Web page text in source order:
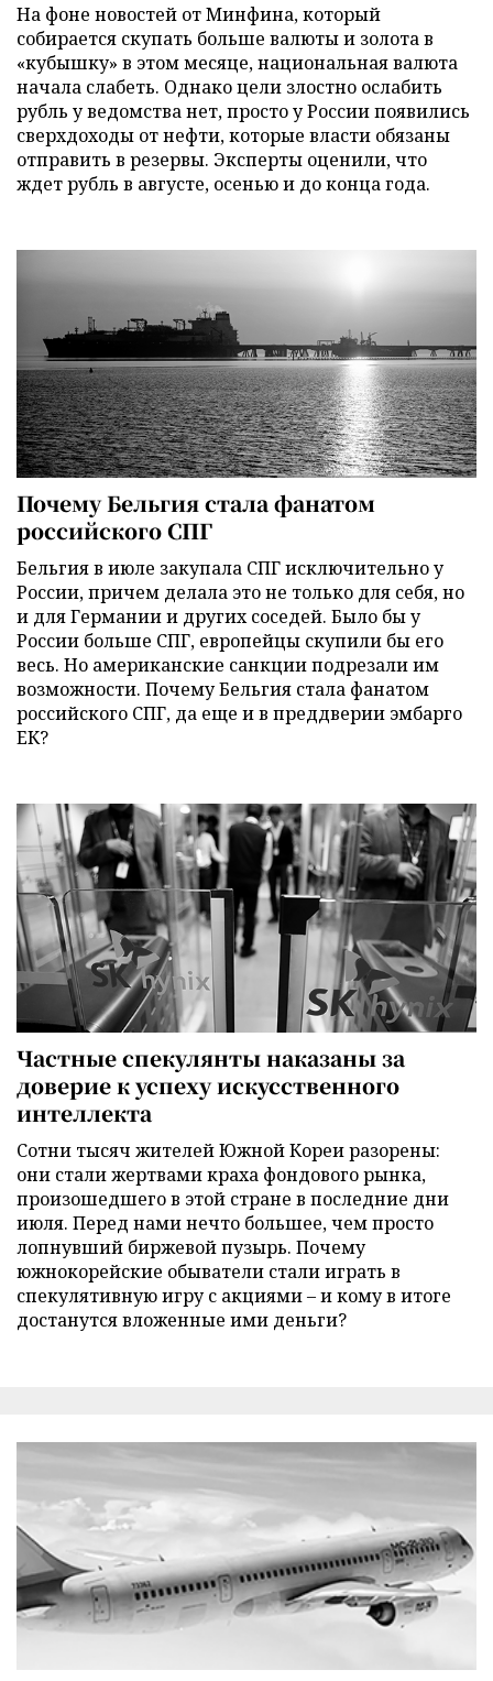
На фоне новостей от Минфина, который
собирается скупать больше валюты и золота в
«кубышку» в этом месяце, национальная валюта
начала слабеть. Однако цели злостно ослабить
рубль у ведомства нет, просто у России появились
сверхдоходы от нефти, которые власти обязаны
отправить в резервы. Эксперты оценили, что
ждет рубль в августе, осенью и до конца года.
Почему Бельгия стала фанатом
российского СПГ
Бельгия в июле закупала СПГ исключительно у
России, причем делала это не только для себя, но
и для Германии и других соседей. Было бы у
России больше СПГ, европейцы скупили бы его
весь. Но американские санкции подрезали им
возможности. Почему Бельгия стала фанатом
российского СПГ, да еще и в преддверии эмбарго
ЕК?
Частные спекулянты наказаны за
доверие к успеху искусственного
интеллекта
Сотни тысяч жителей Южной Кореи разорены:
они стали жертвами краха фондового рынка,
произошедшего в этой стране в последние дни
июля. Перед нами нечто большее, чем просто
лопнувший биржевой пузырь. Почему
южнокорейские обыватели стали играть в
спекулятивную игру с акциями – и кому в итоге
достанутся вложенные ими деньги?